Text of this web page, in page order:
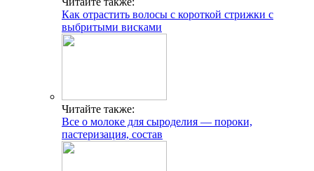
Как отрастить волосы с короткой стрижки с
выбритыми висками
Читайте также:
Все о молоке для сыроделия — пороки,
пастеризация, состав